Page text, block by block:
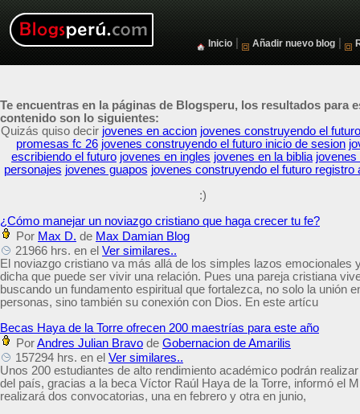
Inicio Añadir nuevo blog
Te encuentras en la páginas de Blogsperu, los resultados para
contenido son lo siguientes:
Quizás quiso decir jovenes en accion jovenes construyendo el futuro
promesas fc 26 jovenes construyendo el futuro inicio de sesion
escribiendo el futuro jovenes en ingles jovenes en la biblia jovenes
personajes jovenes guapos jovenes construyendo el futuro registro
:)
¿Cómo manejar un noviazgo cristiano que haga crecer tu fe?
Por Max D. de Max Damian Blog
21966 hrs. en el Ver similares..
El noviazgo cristiano va más allá de los simples lazos emocionales
dicha que puede ser vivir una relación. Pues una pareja cristiana
buscando un fundamento espiritual que fortalezca, no solo la unión
personas, sino también su conexión con Dios. En este artícu
Becas Haya de la Torre ofrecen 200 maestrías para este año
PorAndres Julian Bravo de Gobernacion de Amarilis
157294 hrs. en el Ver similares..
Unos 200 estudiantes de alto rendimiento académico podrán
del país, gracias a la beca Víctor Raúl Haya de la Torre, informó el
realizará dos convocatorias, una en febrero y otra en junio,